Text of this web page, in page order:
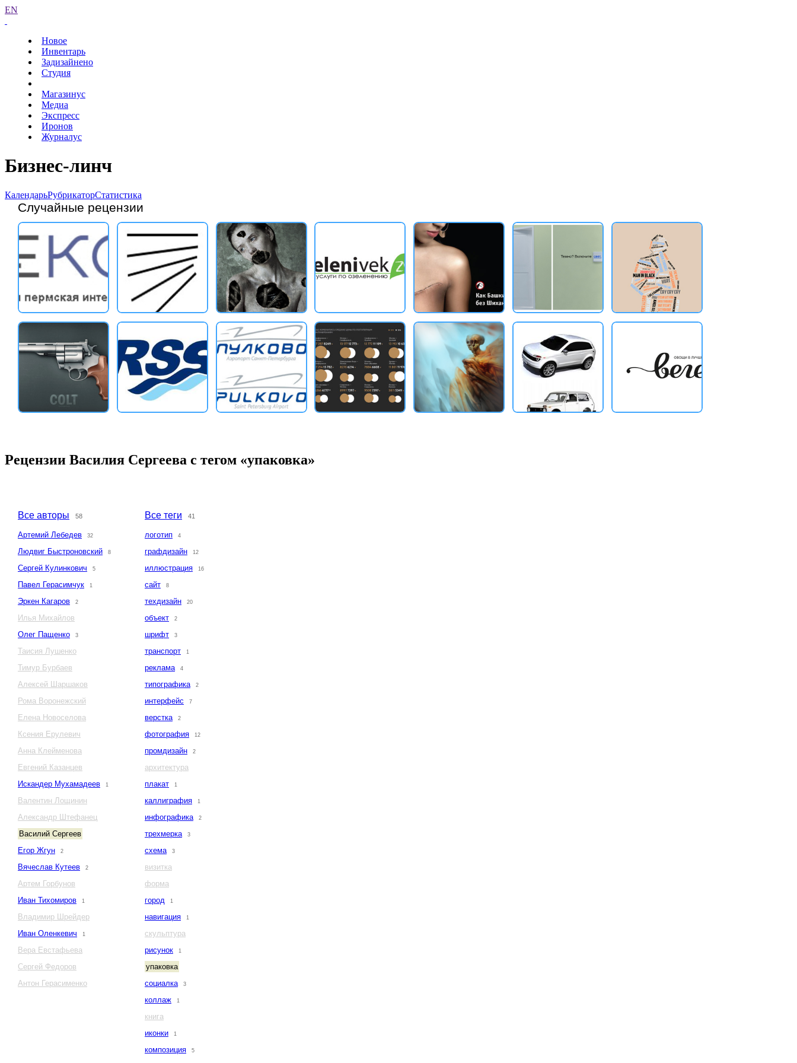
EN
Новое
Инвентарь
Задизайнено
Студия
Магазинус
Медиа
Экспресс
Иронов
Журналус
Бизнес-линч
КалендарьРубрикаторСтатистика
Случайные рецензии
Рецензии Василия Сергеева с тегом «упаковка»
Все авторы 58
Артемий Лебедев 32
Людвиг Быстроновский 8
Сергей Кулинкович 5
Павел Герасимчук 1
Эркен Кагаров 2
Илья Михайлов
Олег Пащенко
3
Таисия Лушенко
Тимур Бурбаев
Алексей Шаршаков
Рома Воронежский
Елена Новоселова
Ксения Ерулевич
Анна Клейменова
Евгений Казанцев
Искандер Мухамадеев
1
Валентин Лощинин
Александр Штефанец
Василий Сергеев
Егор Жгун
2
Вячеслав Кутеев 2
Артем Горбунов
Иван Тихомиров
1
Владимир Шрейдер
Иван Оленкевич
1
Вера Евстафьева
Сергей Федоров
Антон Герасименко
Все теги 41
логотип 4
графдизайн 12
иллюстрация 16
сайт 8
техдизайн 20
объект 2
шрифт 3
транспорт 1
реклама 4
типографика 2
интерфейс 7
верстка 2
фотография 12
промдизайн 2
архитектура
плакат
1
каллиграфия 1
инфографика 2
трехмерка 3
схема 3
визитка
форма
город
1
навигация 1
скульптура
рисунок
1
упаковка
социалка
3
коллаж 1
книга
иконки
1
композиция 5